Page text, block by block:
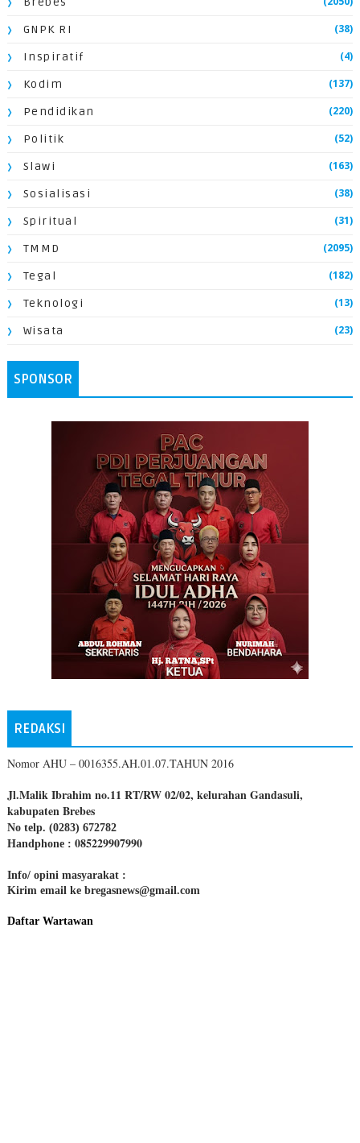
GNPK RI (38)
Inspiratif (4)
Kodim (137)
Pendidikan (220)
Politik (52)
Slawi (163)
Sosialisasi (38)
Spiritual (31)
TMMD (2095)
Tegal (182)
Teknologi (13)
Wisata (23)
SPONSOR
REDAKSI
Nomor AHU – 0016355.AH.01.07.TAHUN 2016
Jl.Malik Ibrahim no.11 RT/RW 02/02, kelurahan Gandasuli,
kabupaten Brebes
No telp. (0283) 672782
Handphone : 085229907990
Info/ opini masyarakat :
Kirim email ke bregasnews@gmail.com
Daftar Wartawan